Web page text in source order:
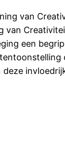
van
van
een